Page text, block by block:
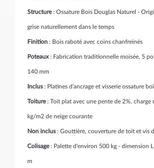
Structure: Ossature Bois Douglas Naturel -
grise naturellement dans le temps
Finition : Bois raboté avec coins chanfreinés
Poteaux: Fabrication traditionnelle moisée, 5
140 mm
Inclus: Platines d'ancrage et visserie ossature
Toiture: Toit plat avec une pente de 2%, charge
kg/m2 de neige courante
Non inclus: Gouttière, couverture de toit et vis
Colisage: Palette d'environ 500 kg - dimension
m